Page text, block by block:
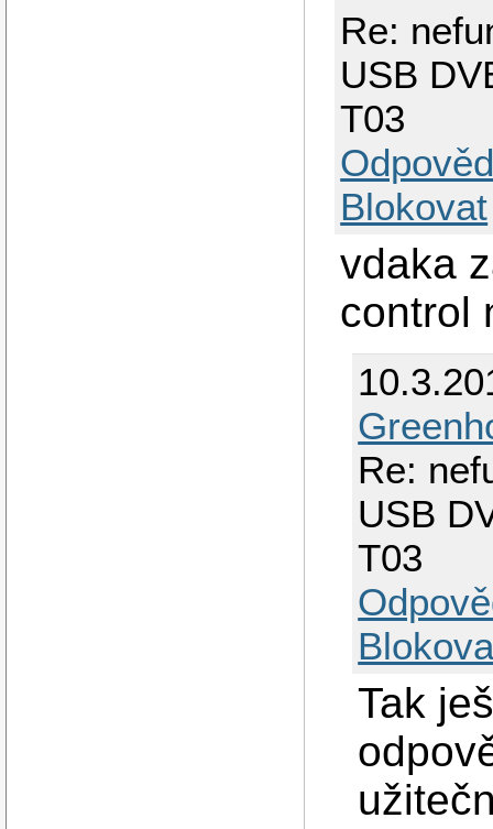
Re:
USB
T03
Blokovat
vdaka
control
Re:
USB
T03
Tak